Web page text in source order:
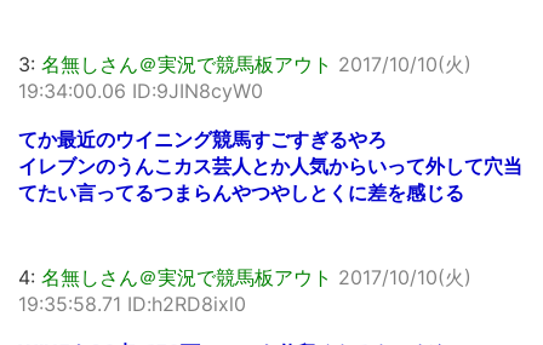
3: 名無しさん＠実況で競馬板アウト 2017/10/10(火)
19:34:00.06 ID:9JIN8cyW0
てか最近のウイニング競馬すごすぎるやろ
イレブンのうんこカス芸人とか人気からいって外して穴当
てたい言ってるつまらんやつやしとくに差を感じる
4: 名無しさん＠実況で競馬板アウト 2017/10/10(火)
19:35:58.71 ID:h2RD8ixl0